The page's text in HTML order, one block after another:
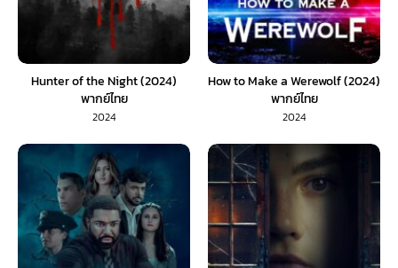
Hunter of the Night (2024)
พากย์ไทย
2024
How to Make a Werewolf (2024)
พากย์ไทย
2024